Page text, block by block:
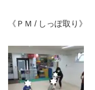
《ＰＭ / しっぽ取り》